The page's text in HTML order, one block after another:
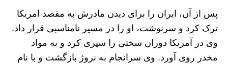
پس از آن، ایران را برای دیدن مادرش به مقصد امریکا
ترک کرد و سرنوشت، او را در مسیر نامناسبی قرار داد.
وی در آمریکا دوران سختی را سپری کرد و به مواد
مخدر روی آورد. وی سرانجام به نروژ بازگشت و با نام